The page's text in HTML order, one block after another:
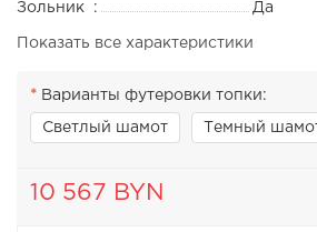
Зольник :
Да
Показать все характеристики
Варианты футеровки топки:
Светлый шамот Темный
10 567 BYN